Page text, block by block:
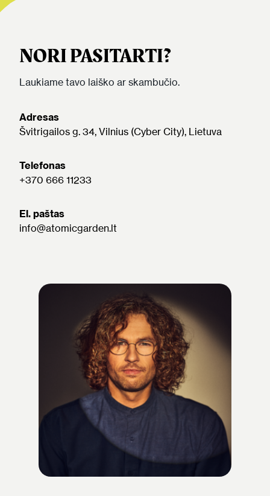
NORI PASITARTI?
Laukiame tavo laiško ar skambučio.
Adresas
Švitrigailos g. 34, Vilnius (Cyber City), Lietuva
Telefonas
+370 666 11233
El. paštas
info@atomicgarden.lt